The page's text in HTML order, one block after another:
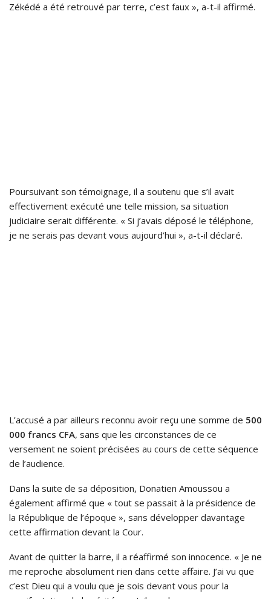
Zékédé a été retrouvé par terre, c’est faux », a-t-il affirmé.
Poursuivant son témoignage, il a soutenu que s’il avait
effectivement exécuté une telle mission, sa situation
judiciaire serait différente. « Si j’avais déposé le téléphone,
je ne serais pas devant vous aujourd’hui », a-t-il déclaré.
L’accusé a par ailleurs reconnu avoir reçu une somme de 500
000 francs CFA, sans que les circonstances de ce
versement ne soient précisées au cours de cette séquence
de l’audience.
Dans la suite de sa déposition, Donatien Amoussou a
également affirmé que « tout se passait à la présidence de
la République de l’époque », sans développer davantage
cette affirmation devant la Cour.
Avant de quitter la barre, il a réaffirmé son innocence. « Je ne
me reproche absolument rien dans cette affaire. J’ai vu que
c’est Dieu qui a voulu que je sois devant vous pour la